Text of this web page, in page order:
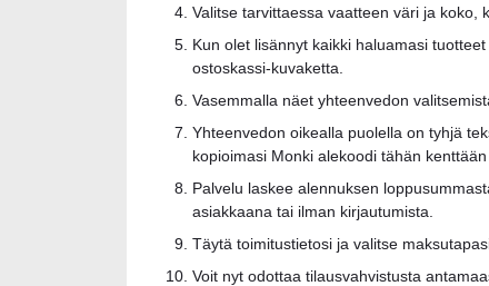
Valitse tarvittaessa vaatteen väri ja koko,
Kun olet lisännyt kaikki haluamasi
ostoskassi-kuvaketta.
Vasemmalla näet yhteenvedon
Yhteenvedon oikealla puolella on tyhjä
kopioimasi Monki alekoodi tähän
Palvelu laskee alennuksen
asiakkaana tai ilman kirjautumista.
Täytä toimitustietosi ja valitse
Voit nyt odottaa tilausvahvistusta